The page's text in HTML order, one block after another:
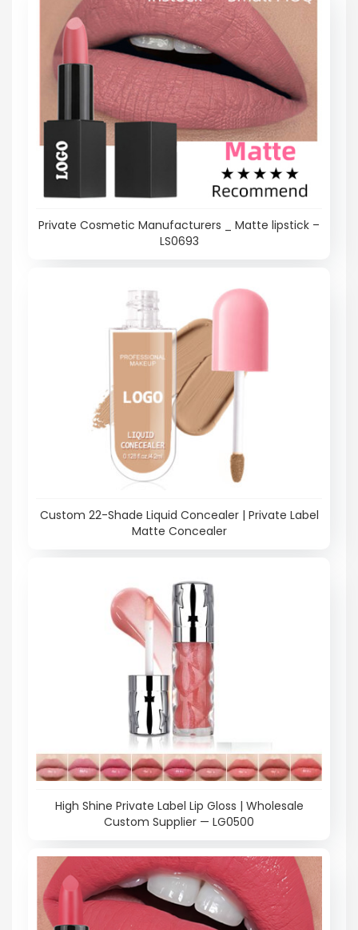
Private Cosmetic Manufacturers _ Matte lipstick –
LS0693
Custom 22-Shade Liquid Concealer | Private Label
Matte Concealer
High Shine Private Label Lip Gloss | Wholesale
Custom Supplier — LG0500